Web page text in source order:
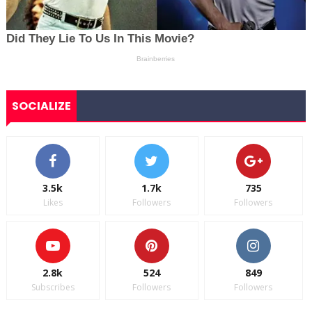
SOCIALIZE
3.5k
Likes
1.7k
Followers
735
Followers
2.8k
Subscribes
524
Followers
849
Followers